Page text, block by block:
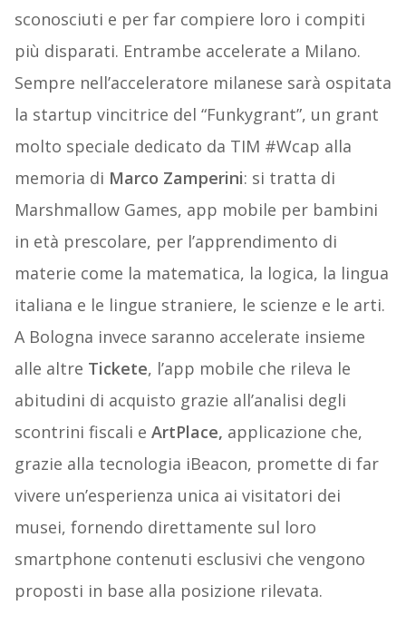
sconosciuti e per far compiere loro i compiti
più disparati. Entrambe accelerate a Milano.
Sempre nell’acceleratore milanese sarà ospitata
la startup vincitrice del “Funkygrant”, un grant
molto speciale dedicato da TIM #Wcap alla
memoria di Marco Zamperini: si tratta di
Marshmallow Games, app mobile per bambini
in età prescolare, per l’apprendimento di
materie come la matematica, la logica, la lingua
italiana e le lingue straniere, le scienze e le arti.
A Bologna invece saranno accelerate insieme
alle altre Tickete, l’app mobile che rileva le
abitudini di acquisto grazie all’analisi degli
scontrini fiscali e ArtPlace, applicazione che,
grazie alla tecnologia iBeacon, promette di far
vivere un’esperienza unica ai visitatori dei
musei, fornendo direttamente sul loro
smartphone contenuti esclusivi che vengono
proposti in base alla posizione rilevata.